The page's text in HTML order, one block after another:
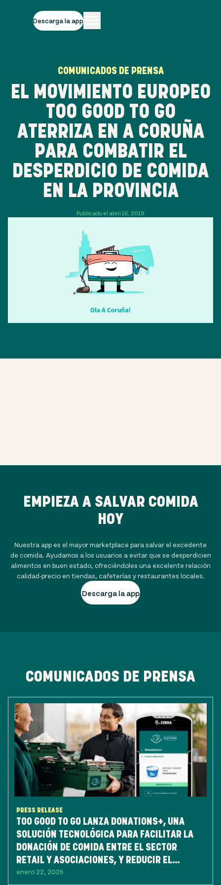
Descarga la app
COMUNICADOS DE PRENSA
EL MOVIMIENTO EUROPEO
TOO GOOD TO GO
ATERRIZA EN A CORUÑA
PARA COMBATIR EL
DESPERDICIO DE COMIDA
EN LA PROVINCIA
Publicado el abril 16, 2019
EMPIEZA A SALVAR COMIDA
HOY
Nuestra app es el mayor marketplace para salvar el excedente
de comida. Ayudamos a los usuarios a evitar que se desperdicien
alimentos en buen estado, ofreciéndoles una excelente relación
calidad-precio en tiendas, cafeterías y restaurantes locales.
Descarga la app
COMUNICADOS DE PRENSA
PRESS RELEASE
TOO GOOD TO GO LANZA DONATIONS+, UNA
SOLUCIÓN TECNOLÓGICA PARA FACILITAR LA
DONACIÓN DE COMIDA ENTRE EL SECTOR
RETAIL Y ASOCIACIONES, Y REDUCIR EL
DESPERDICIO DE ALIMENTOS
enero 22, 2026